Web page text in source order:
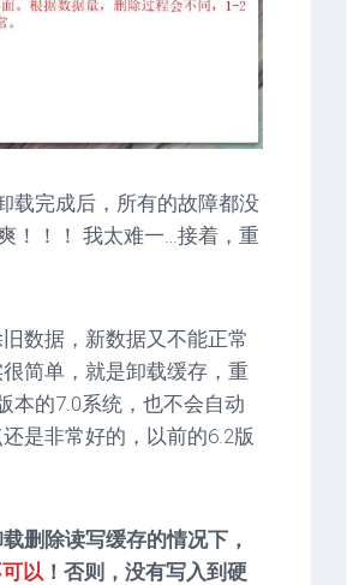
载完成后，所有的故障都没
！！！ 我太难一…接着，重
数据，新数据又不能正常
简单，就是卸载缓存，重
本的7.0系统，也不会自动
是非常好的，以前的6.2版
删除读写缓存的情况下，
以 ！否则，没有写入到硬